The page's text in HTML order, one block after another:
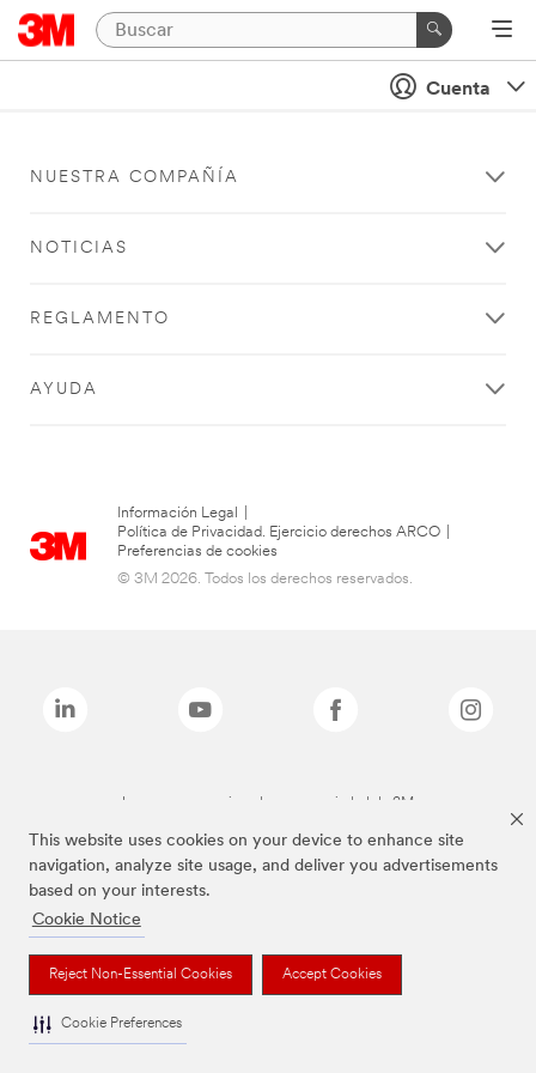
This website uses cookies on your device to enhance site
navigation, analyze site usage, and deliver you advertisements
based on your interests.
Cookie Notice
Reject Non-Essential Cookies Accept Cookies
Cookie Preferences
Cuenta
NUESTRA COMPAÑÍA
NOTICIAS
REGLAMENTO
AYUDA
Información Legal
Política de Privacidad. Ejercicio derechos ARCO
Preferencias de cookies
© 3M 2026. Todos los derechos reservados.
Las marcas mencionadas son propiedad de 3M